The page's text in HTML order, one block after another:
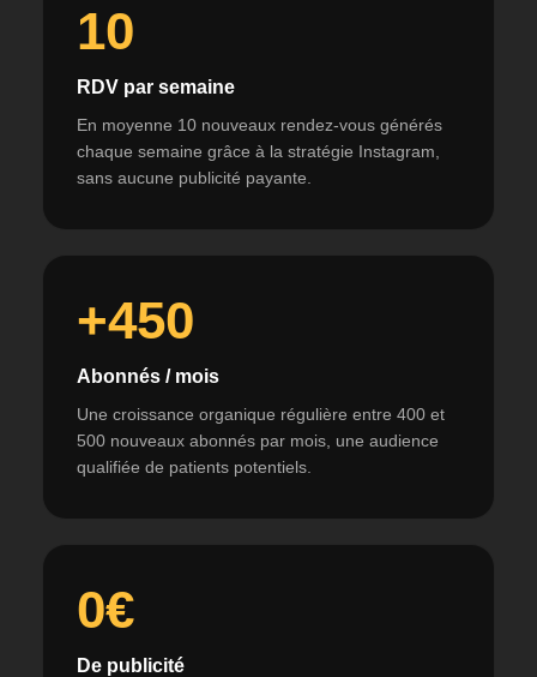
10
RDV par semaine
En moyenne 10 nouveaux rendez-vous générés
chaque semaine grâce à la stratégie Instagram,
sans aucune publicité payante.
+450
Abonnés / mois
Une croissance organique régulière entre 400 et
500 nouveaux abonnés par mois, une audience
qualifiée de patients potentiels.
0€
De publicité